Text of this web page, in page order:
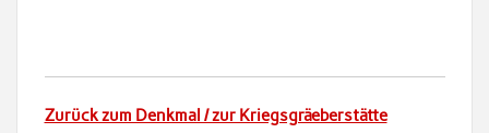
Zurück zum Denkmal / zur Kriegsgräeberstätte